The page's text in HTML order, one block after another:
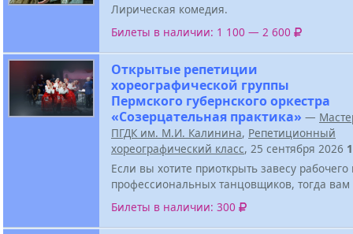
Лирическая комедия.
Билеты в наличии: 1 100 — 2 600
Открытые репетиции
хореографической группы
Пермского губернского оркестра
«Созерцательная практика» —
ПГДК им. М.И. Калинина, Репетиционный
хореографический класс, 25 сентября 2026
Если вы хотите приоткрыть завесу рабочего
профессиональных танцовщиков, тогда
Билеты в наличии: 300